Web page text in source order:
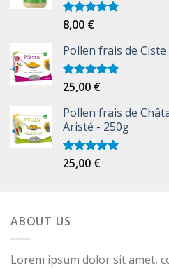
Note5.00
8,00 €
Pollen frais de
Note5.00
25,00 €
Pollen frais de
Aristé - 250g
Note5.00
25,00 €
ABOUT US
Lorem ipsum dolor sit amet,